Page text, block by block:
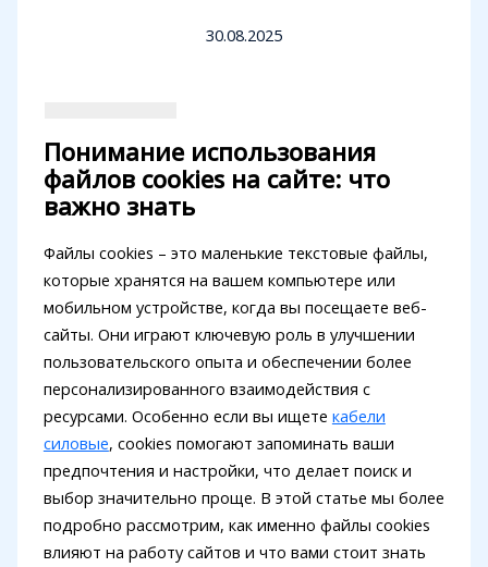
30.08.2025
Понимание использования
файлов cookies на сайте: что
важно знать
Файлы cookies – это маленькие текстовые файлы,
которые хранятся на вашем компьютере или
мобильном устройстве, когда вы посещаете веб-
сайты. Они играют ключевую роль в улучшении
пользовательского опыта и обеспечении более
персонализированного взаимодействия с
ресурсами. Особенно если вы ищете кабели
силовые, cookies помогают запоминать ваши
предпочтения и настройки, что делает поиск и
выбор значительно проще. В этой статье мы более
подробно рассмотрим, как именно файлы cookies
влияют на работу сайтов и что вами стоит знать